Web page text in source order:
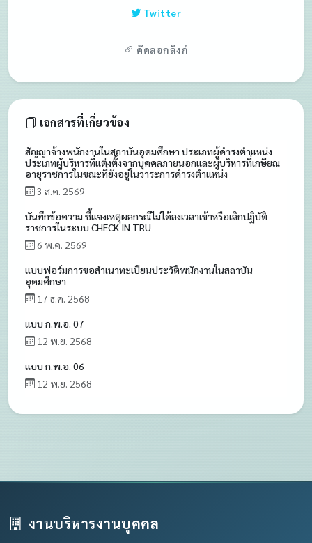
Twitter(เปิดหน้าต่างใหม่)
คัดลอกลิงก์
เอกสารที่เกี่ยวข้อง
สัญญาจ้างพนักงานในสถาบันอุดมศึกษา ประเภทผู้ดำรงตำแหน่ง
ประเภทผู้บริหารที่แต่งตั้งจากบุคคลภายนอกและผู้บริหารที่เกษียณ
อายุราชการในขณะที่ยังอยู่ในวาระการดำรงตำแหน่ง
3 ส.ค. 2569
บันทึกข้อความ ชี้แจงเหตุผลกรณีไม่ได้ลงเวลาเข้าหรือเลิกปฏิบัติ
ราชการในระบบ CHECK IN TRU
6 พ.ค. 2569
แบบฟอร์มการขอสำเนาทะเบียนประวัติพนักงานในสถาบัน
อุดมศึกษา
17 ธ.ค. 2568
แบบ ก.พ.อ. 07
12 พ.ย. 2568
แบบ ก.พ.อ. 06
12 พ.ย. 2568
งานบริหารงานบุคคล